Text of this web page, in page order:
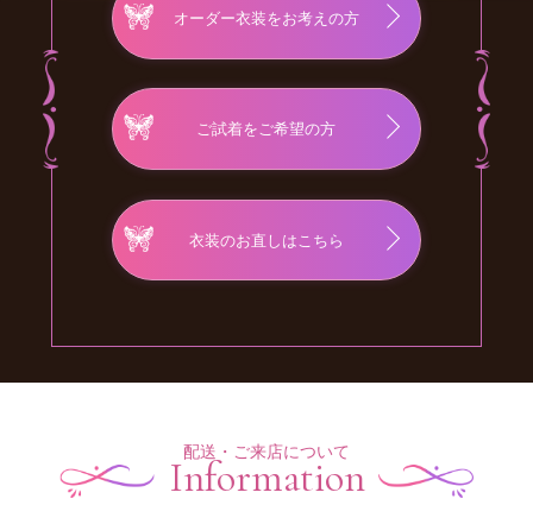
オーダー衣装をお考えの方
ご試着をご希望の方
衣装のお直しはこちら
配送・ご来店について
Information